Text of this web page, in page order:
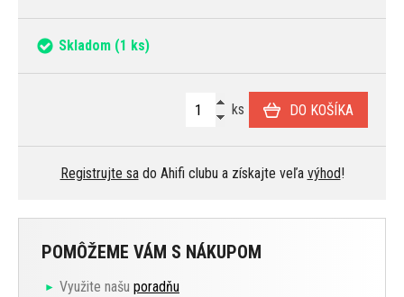
Skladom (1 ks)
ks DO KOŠÍKA
Registrujte sado Ahifi clubu a získajte veľa výhod!
POMÔŽEME VÁM S NÁKUPOM
Využite našu poradňu